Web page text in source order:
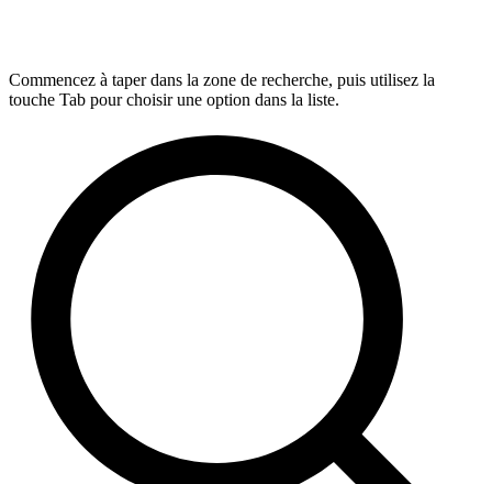
Commencez à taper dans la zone de recherche, puis utilisez la
touche Tab pour choisir une option dans la liste.